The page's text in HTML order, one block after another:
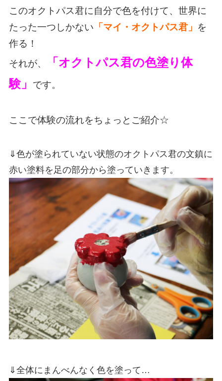
このオクトパス君に自分で色を付けて、世界に
たった一つしかない 「マイ・オクトパス君」 を
作る！
それが、
「オクトパス君の色塗り体
験」
です。
ここで体験の流れをちょっとご紹介☆
⇓色が塗られていない状態のオクトパス君の文鎮に
赤い塗料を足の部分から塗っていきます。
⇓全体にまんべんなく色を塗って…